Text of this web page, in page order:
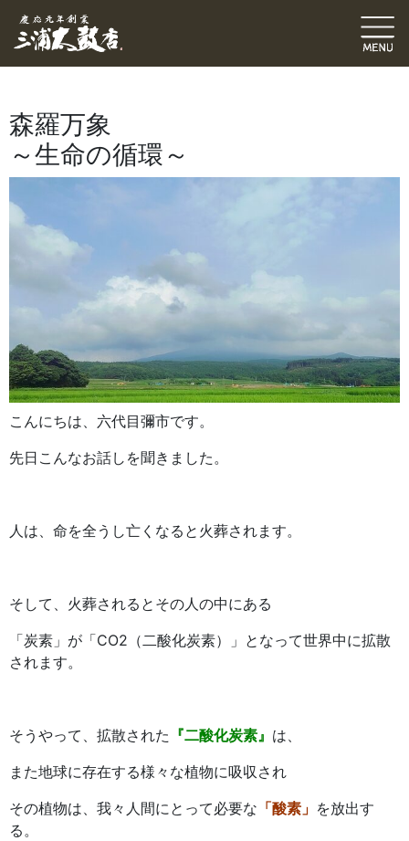
六代目ブログ
三浦和也（六代目彌市）
森羅万象
～生命の循環～
こんにちは、六代目彌市です。
先日こんなお話しを聞きました。
人は、命を全うし亡くなると火葬されます。
そして、火葬されるとその人の中にある
「炭素」が「CO2（二酸化炭素）」となって世界中に拡散
されます。
そうやって、拡散された 『二酸化炭素』 は、
また地球に存在する様々な植物に吸収され
その植物は、我々人間にとって必要な 「酸素」 を放出す
る。